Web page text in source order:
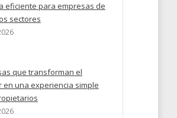
eficiente para empresas de
sectores
que transforman el
en una experiencia simple